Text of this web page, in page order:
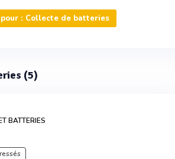
: Collecte de batteries
(5)
BATTERIES